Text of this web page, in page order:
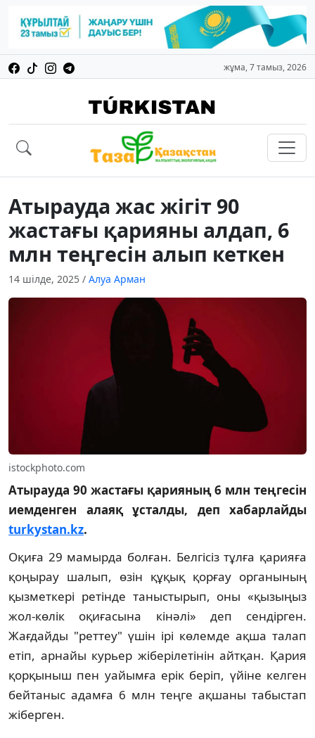
жұма, 7 тамыз, 2026
Атырауда жас жігіт 90
жастағы қарияны алдап, 6
млн теңгесін алып кеткен
14 шілде, 2025 / Алуа Арман
istockphoto.com
Атырауда 90 жастағы қарияның 6 млн теңгесін
иемденген алаяқ ұсталды, деп хабарлайды
turkystan.kz.
Оқиға 29 мамырда болған. Белгісіз тұлға қарияға
қоңырау шалып, өзін құқық қорғау органының
қызметкері ретінде таныстырып, оны «қызыңыз
жол-көлік оқиғасына кінәлі» деп сендірген.
Жағдайды "реттеу" үшін ірі көлемде ақша талап
етіп, арнайы курьер жіберілетінін айтқан. Қария
қорқыныш пен уайымға ерік беріп, үйіне келген
бейтаныс адамға 6 млн теңге ақшаны табыстап
жіберген.